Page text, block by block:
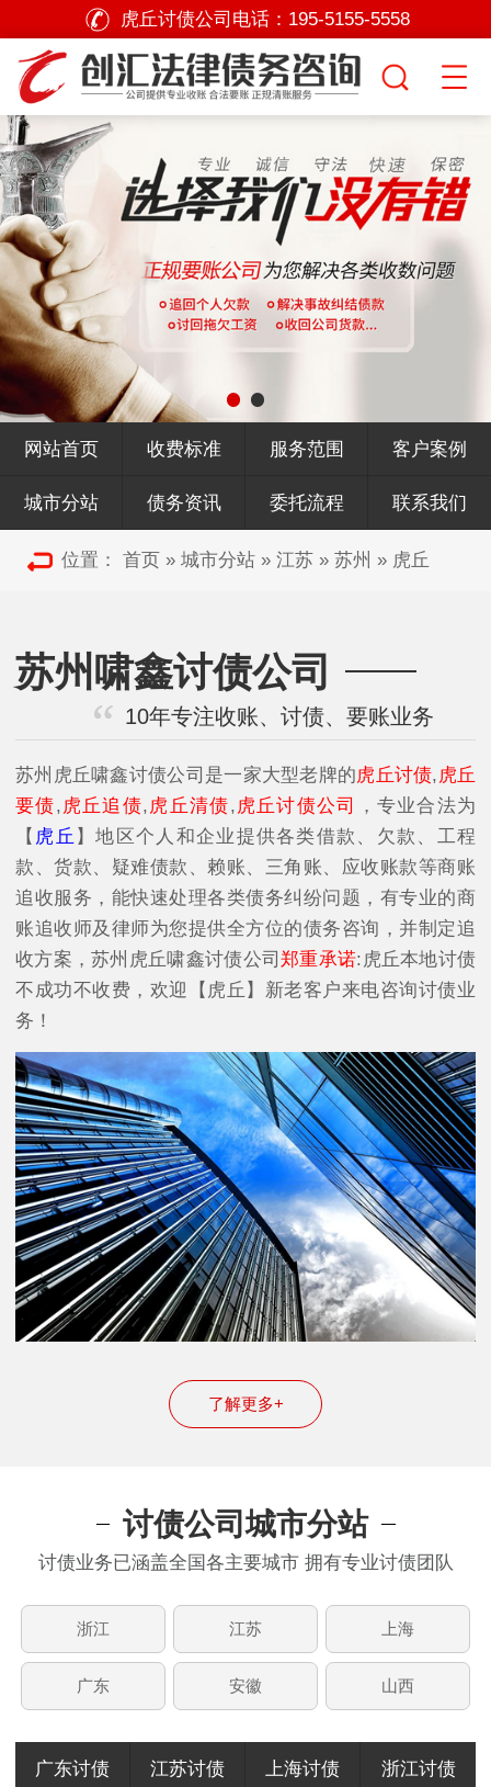
虎丘讨债公司电话： 195-5155-5558
网站首页 收费标准 服务范围 客户案例
城市分站 债务资讯 委托流程 联系我们
位置： 首页 » 城市分站 » 江苏 » 苏州 » 虎丘
苏州啸鑫讨债公司
10年专注收账、讨债、要账业务
苏州虎丘啸鑫讨债公司是一家大型老牌的虎丘讨债, 虎丘
要债, 虎丘追债, 虎丘清债, 虎丘讨债公司
，专业合法为
【 虎丘 】地区个人和企业提供各类借款、欠款、工程
款、货款、疑难债款、赖账、三角账、应收账款等商账
追收服务，能快速处理各类债务纠纷问题，有专业的商
账追收师及律师为您提供全方位的债务咨询，并制定追
收方案，苏州虎丘啸鑫讨债公司郑重承诺:虎丘本地讨债
不成功不收费，欢迎【虎丘】新老客户来电咨询讨债业
务！
了解更多+
讨债公司城市分站
讨债业务已涵盖全国各主要城市 拥有专业讨债团队
浙江 江苏 上海
广东 安徽 山西
广东讨债 江苏讨债 上海讨债 浙江讨债